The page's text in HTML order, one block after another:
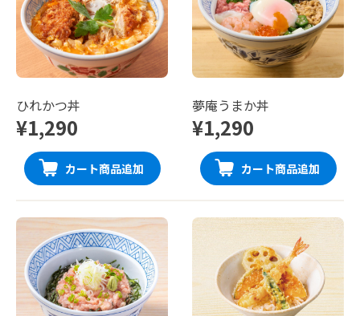
ひれかつ丼
¥1,290
カート商品追加
夢庵うまか丼
¥1,290
カート商品追加